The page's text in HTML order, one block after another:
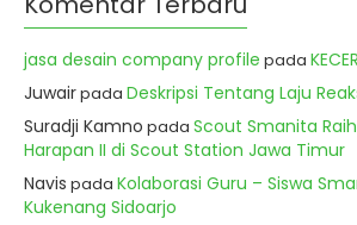
jasa desain company profile pada
Juwairpada Deskripsi Tentang Laju
Suradji Kamno pada Scout Smanita
Harapan II di Scout Station Jawa Timur
Navis pada Kolaborasi Guru – Siswa
Kukenang Sidoarjo